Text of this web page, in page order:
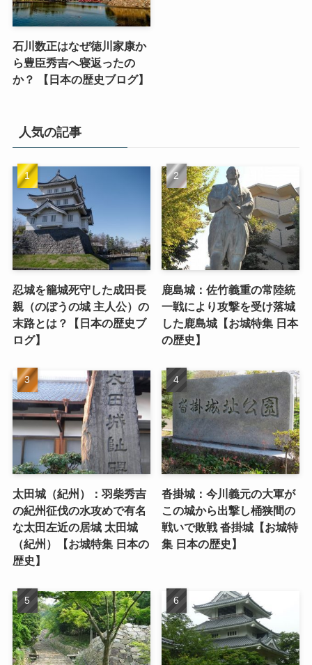
石川数正はなぜ徳川家康か
ら豊臣秀吉へ寝返ったの
か？ 【日本の歴史ブログ】
人気の記事
忍城を籠城死守した成田長
親（のぼうの城 主人公）の
末路とは？【日本の歴史ブ
ログ】
鹿島城：佐竹義重の常陸統
一戦により攻撃を受け落城
した鹿島城【お城特集 日本
の歴史】
太田城（紀州）：羽柴秀吉
の紀州征伐の水攻めで有名
な太田左近の居城 太田城
（紀州）【お城特集 日本の
歴史】
沓掛城：今川義元の大軍が
この城から出撃し桶狭間の
戦いで敗戦 沓掛城【お城特
集 日本の歴史】